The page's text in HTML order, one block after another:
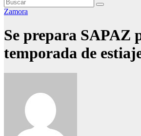
Zamora
Se prepara SAPAZ
temporada de